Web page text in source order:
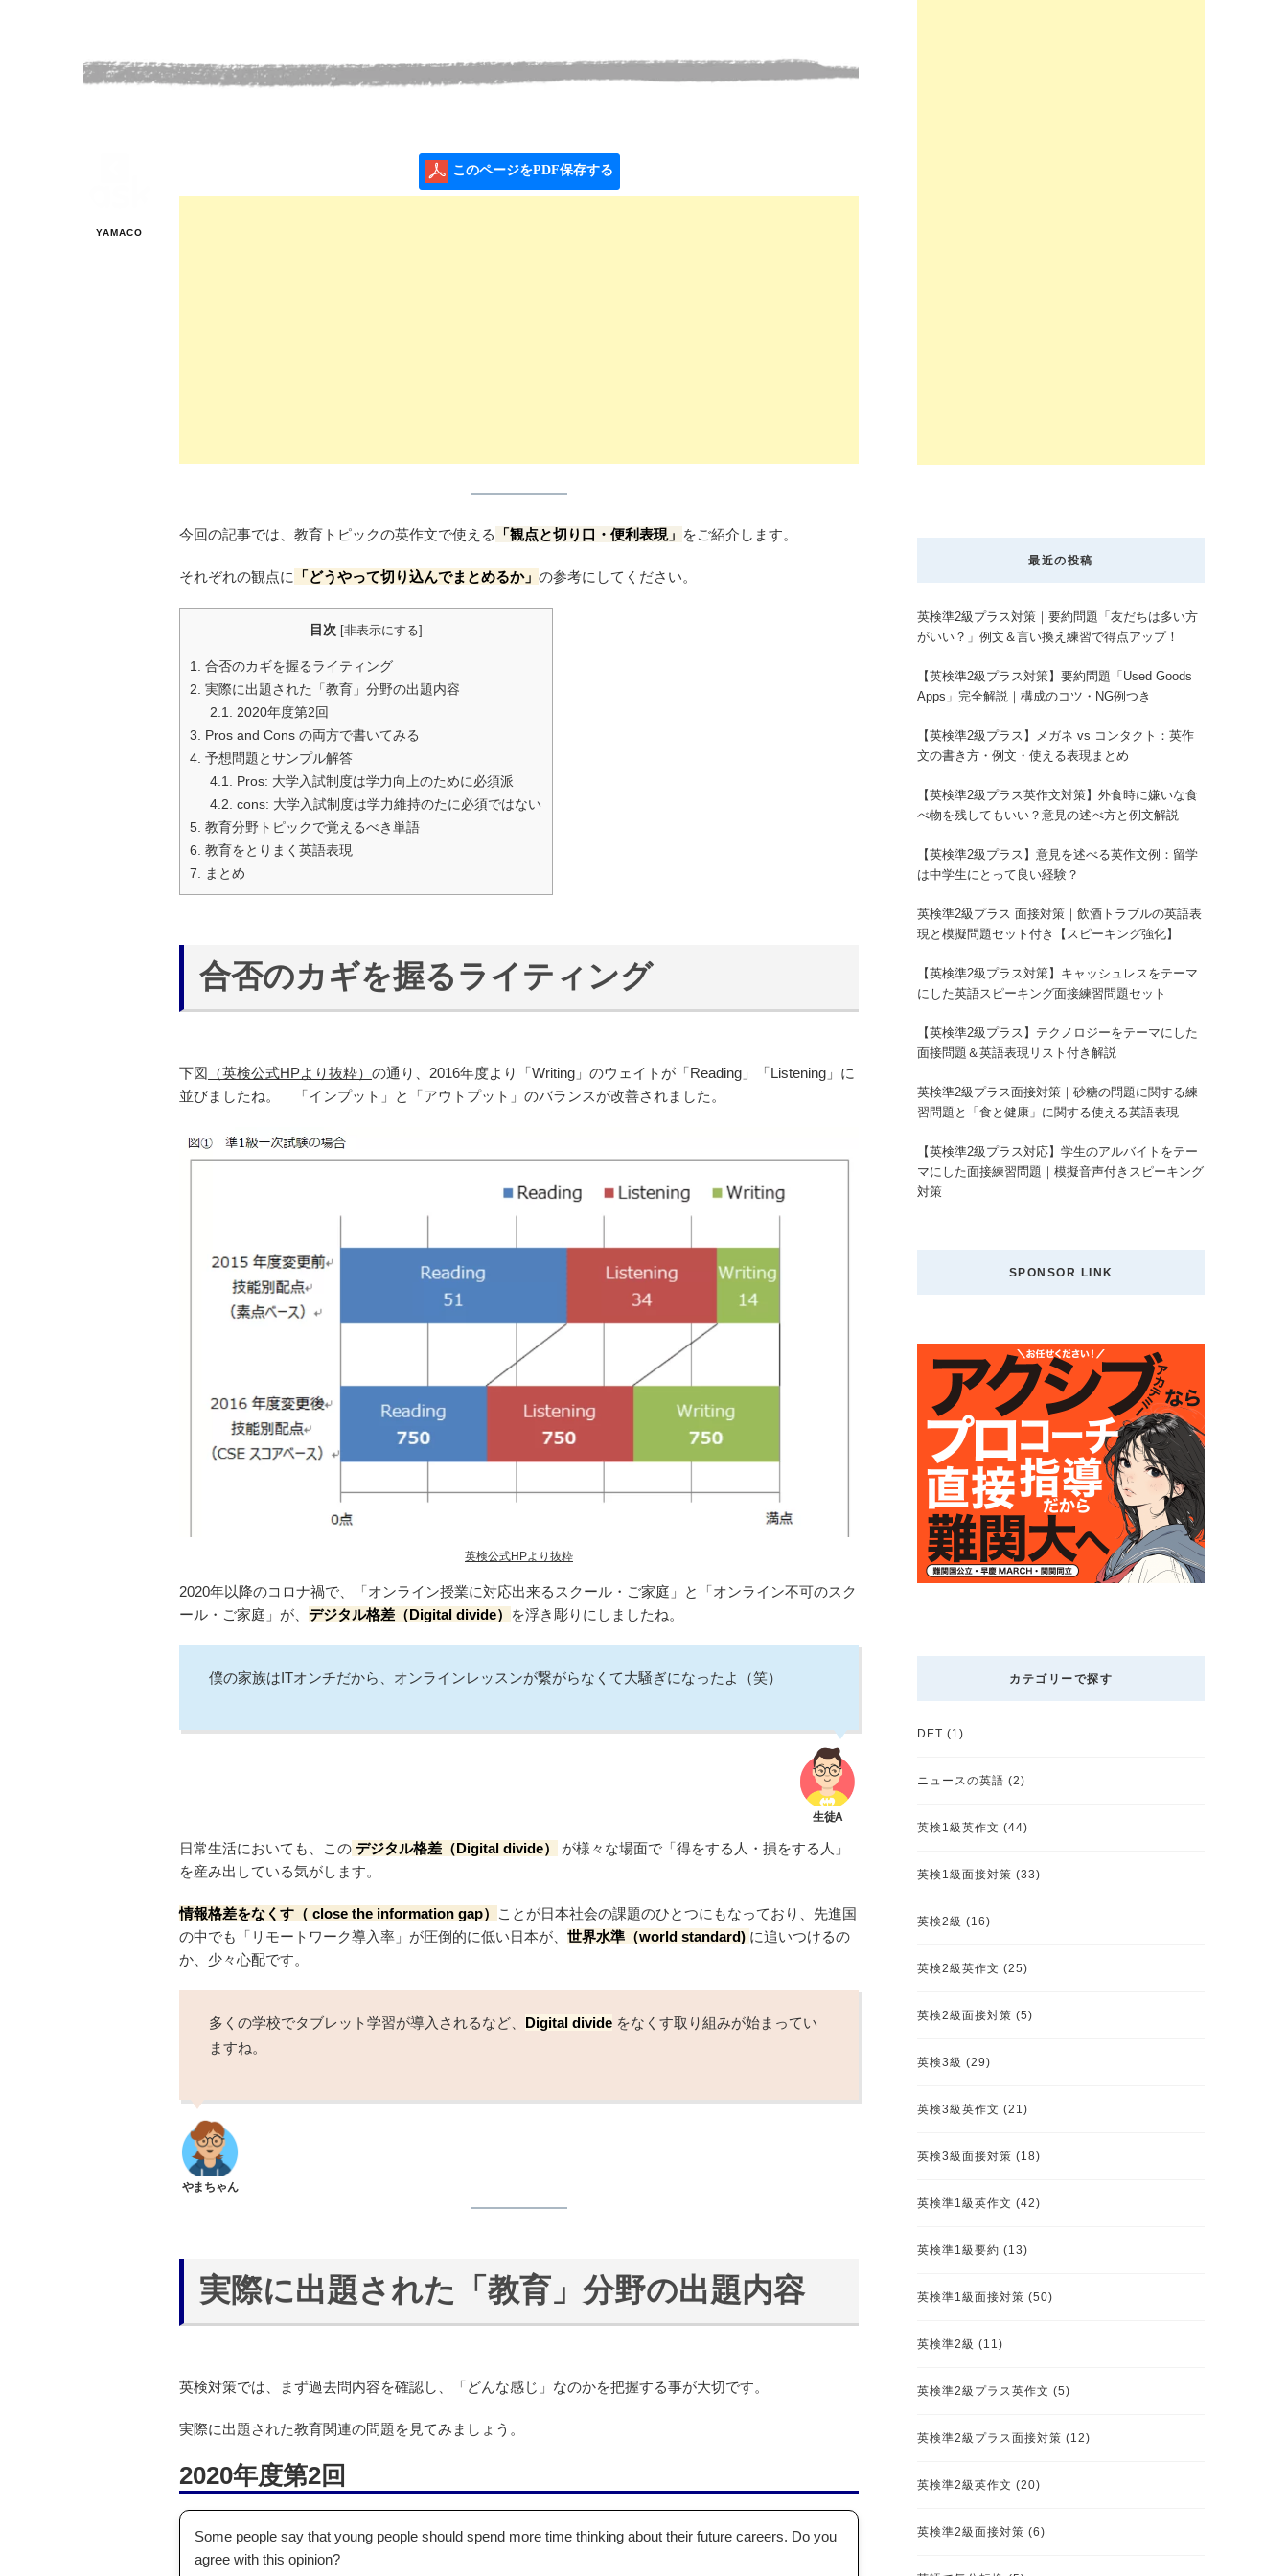
YAMACO
このページをPDF保存する
今回の記事では、教育トピックの英作文で使える 「観点と切り口・便利表現」 をご紹介します。
それぞれの観点に 「どうやって切り込んでまとめるか」 の参考にしてください。
目次 [非表示にする]
1.
合否のカギを握るライティング
2. 実際に出題された「教育」分野の出題内容
2.1.
2020年度第2回
3.
Pros and Cons の両方で書いてみる
4. 予想問題とサンプル解答
4.1.
Pros: 大学入試制度は学力向上のために必須派
4.2. cons: 大学入試制度は学力維持のたに必須ではない
5. 教育分野トピックで覚えるべき単語
6. 教育をとりまく英語表現
7.
まとめ
合否のカギを握るライティング
下図 （英検公式HPより抜粋） の通り、2016年度より「Writing」のウェイトが「Reading」「Listening」に
並びましたね。 「インプット」と「アウトプット」のバランスが改善されました。
英検公式HPより抜粋
2020年以降のコロナ禍で、「オンライン授業に対応出来るスクール・ご家庭」と「オンライン不可のスク
ール・ご家庭」が、 デジタル格差（Digital divide） を浮き彫りにしましたね。
僕の家族はITオンチだから、オンラインレッスンが繋がらなくて大騒ぎになったよ（笑）
日常生活においても、この デジタル格差（Digital divide）
が様々な場面で「得をする人・損をする人」
を産み出している気がします。
情報格差をなくす（ close the information gap）
ことが日本社会の課題のひとつにもなっており、先進国
の中でも「リモートワーク導入率」が圧倒的に低い日本が、 世界水準（world standard) に追いつけるの
か、少々心配です。
多くの学校でタブレット学習が導入されるなど、 Digital divide をなくす取り組みが始まってい
ますね。
実際に出題された「教育」分野の出題内容
英検対策では、まず過去問内容を確認し、「どんな感じ」なのかを把握する事が大切です。
実際に出題された教育関連の問題を見てみましょう。
2020年度第2回
Some people say that young people should spend more time thinking about their future careers. Do you
agree with this opinion?
最近の投稿
英検準2級プラス対策｜要約問題「友だちは多い方
がいい？」例文＆言い換え練習で得点アップ！
【英検準2級プラス対策】要約問題「Used Goods
Apps」完全解説｜構成のコツ・NG例つき
【英検準2級プラス】メガネ vs コンタクト：英作
文の書き方・例文・使える表現まとめ
【英検準2級プラス英作文対策】外食時に嫌いな食
べ物を残してもいい？意見の述べ方と例文解説
【英検準2級プラス】意見を述べる英作文例：留学
は中学生にとって良い経験？
英検準2級プラス 面接対策｜飲酒トラブルの英語表
現と模擬問題セット付き【スピーキング強化】
【英検準2級プラス対策】キャッシュレスをテーマ
にした英語スピーキング面接練習問題セット
【英検準2級プラス】テクノロジーをテーマにした
面接問題＆英語表現リスト付き解説
英検準2級プラス面接対策｜砂糖の問題に関する練
習問題と「食と健康」に関する使える英語表現
【英検準2級プラス対応】学生のアルバイトをテー
マにした面接練習問題｜模擬音声付きスピーキング
対策
SPONSOR LINK
カテゴリーで探す
DET (1)
ニュースの英語 (2)
英検1級英作文 (44)
英検1級面接対策 (33)
英検2級 (16)
英検2級英作文 (25)
英検2級面接対策 (5)
英検3級 (29)
英検3級英作文 (21)
英検3級面接対策 (18)
英検準1級英作文 (42)
英検準1級要約 (13)
英検準1級面接対策 (50)
英検準2級 (11)
英検準2級プラス英作文 (5)
英検準2級プラス面接対策 (12)
英検準2級英作文 (20)
英検準2級面接対策 (6)